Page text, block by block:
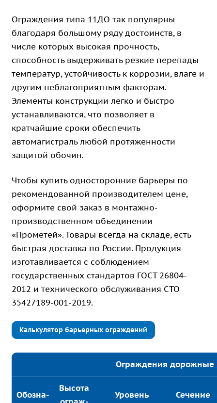
Ограждения типа 11ДО так популярны
благодаря большому ряду достоинств, в
числе которых высокая прочность,
способность выдерживать резкие перепады
температур, устойчивость к коррозии, влаге и
другим неблагоприятным факторам.
Элементы конструкции легко и быстро
устанавливаются, что позволяет в
кратчайшие сроки обеспечить
автомагистраль любой протяженности
защитой обочин.
Чтобы купить односторонние барьеры по
рекомендованной производителем цене,
оформите свой заказ в монтажно-
производственном объединении
«Прометей». Товары всегда на складе, есть
быстрая доставка по России. Продукция
изготавливается с соблюдением
государственных стандартов ГОСТ 26804-
2012 и технического обслуживания СТО
35427189-001-2019.
Калькулятор барьерных ограждений
Ограждения дорожные
Обозна-
Высота
Уровень Сечение